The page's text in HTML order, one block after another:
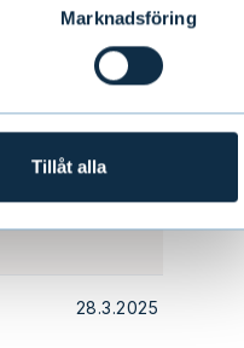
Marknadsföring
Tillåt alla
28.3.2025